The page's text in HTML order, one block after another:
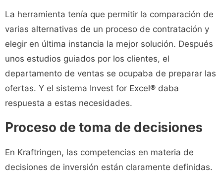
La herramienta tenía que permitir la comparación de
varias alternativas de un proceso de contratación y
elegir en última instancia la mejor solución. Después
unos estudios guiados por los clientes, el
departamento de ventas se ocupaba de preparar las
ofertas. Y el sistema Invest for Excel® daba
respuesta a estas necesidades.
Proceso de toma de decisiones
En Kraftringen, las competencias en materia de
decisiones de inversión están claramente definidas.